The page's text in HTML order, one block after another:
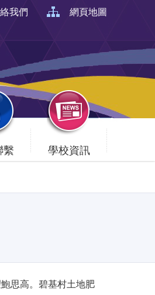
我們 網頁地圖
繫 學校資訊
思高。碧基村土地肥